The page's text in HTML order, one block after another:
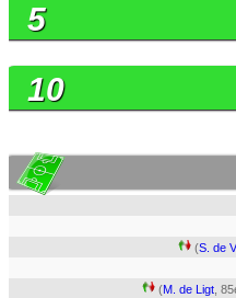
5
10
(S. de
(M. de Ligt ,